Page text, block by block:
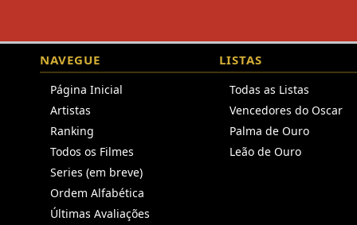
NAVEGUE
Página Inicial
Artistas
Ranking
Todos os Filmes
Series (em breve)
Ordem Alfabética
Últimas Avaliações
LISTAS
Todas as Listas
Vencedores do Oscar
Palma de Ouro
Leão de Ouro